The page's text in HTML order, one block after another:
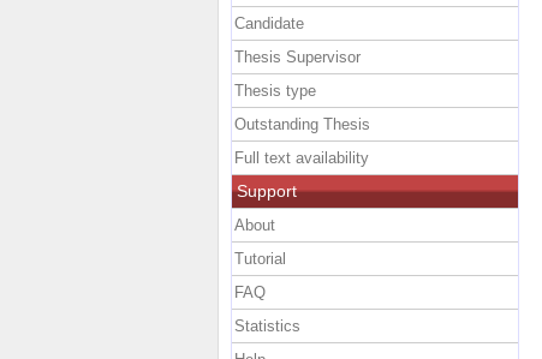
Candidate
Thesis Supervisor
Thesis type
Outstanding Thesis
Full text availability
Support
About
Tutorial
FAQ
Statistics